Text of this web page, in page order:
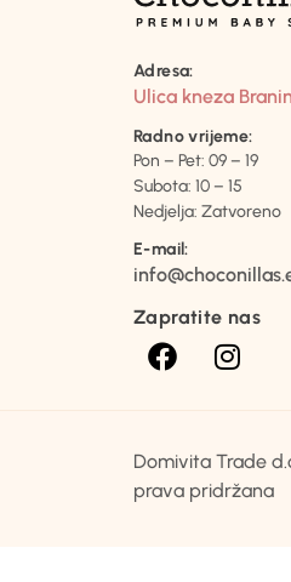
Adresa:
Ulica kneza
Radno vrijeme:
Pon – Pet: 09 – 19
Subota: 10 – 15
Nedjelja: Zatvoreno
E-mail:
Zapratite nas
Domivita Trade
prava pridržana